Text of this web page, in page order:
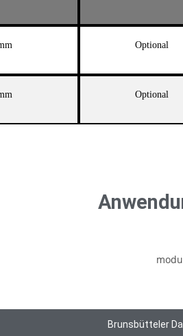
Optional
Optional
Brunsbütteler